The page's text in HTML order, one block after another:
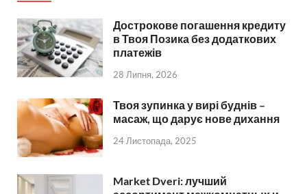
Дострокове погашення кредиту
в Твоя Позика без додаткових
платежів
28 Липня, 2026
Твоя зупинка у вирі буднів –
масаж, що дарує нове дихання
24 Листопада, 2025
Market Dveri: лучший